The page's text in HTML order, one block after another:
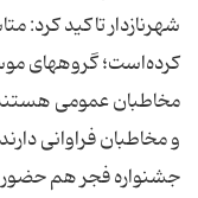
شهرنازدار تاکید کرد:
کرده‌است؛ گروههای
مخاطبان عمومی
و مخاطبان فراوانی
جشنواره فجر هم حضور